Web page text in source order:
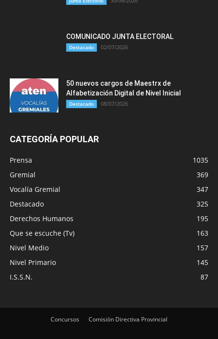
COMUNICADO JUNTA ELECTORAL
Destacado 02/07/2026
50 nuevos cargos de Maestrx de
Alfabetización Digital de Nivel Inicial
Destacado 08/07/2026
CATEGORÍA POPULAR
Prensa
1035
Gremial
369
Vocalía Gremial
347
Destacado
325
Derechos Humanos
195
Que se escuche (Tv)
163
Nivel Medio
157
Nivel Primario
145
I.S.S.N.
87
Concursos Comisión Directiva Provincial